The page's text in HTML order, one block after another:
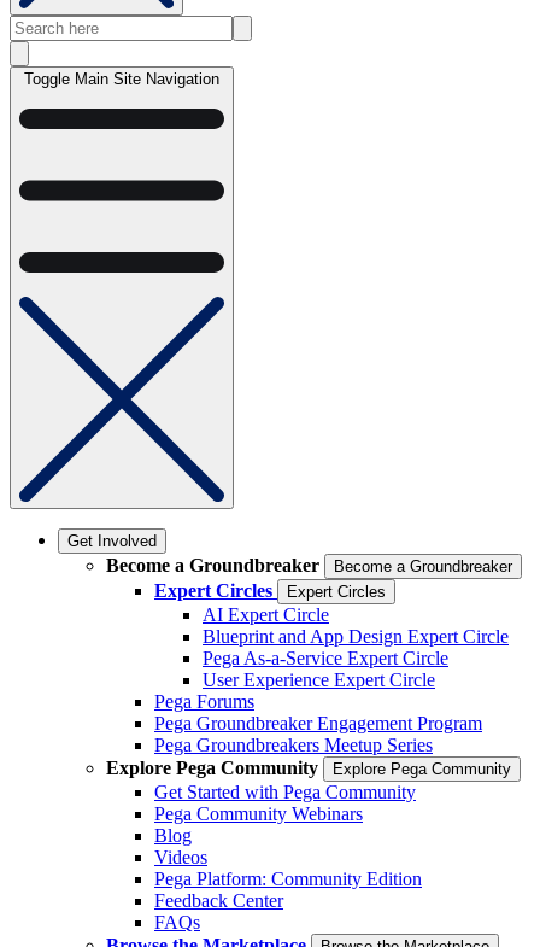
Toggle Main Site Navigation
Get Involved
Become a Groundbreaker Become a Groundbreaker
Expert Circles Expert Circles
AI Expert Circle
Blueprint and App Design Expert Circle
Pega As-a-Service Expert Circle
User Experience Expert Circle
Pega Forums
Pega Groundbreaker Engagement Program
Pega Groundbreakers Meetup Series
Explore Pega Community
Explore Pega Community
Get Started with Pega Community
Pega Community Webinars
Blog
Videos
Pega Platform: Community Edition
Feedback Center
FAQs